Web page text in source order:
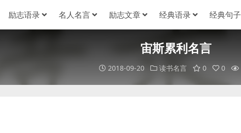
励志语录 名人名言 励志文章 经典语录 经典句子
宙斯累利名言
2018-09-20 读书名言 0 0